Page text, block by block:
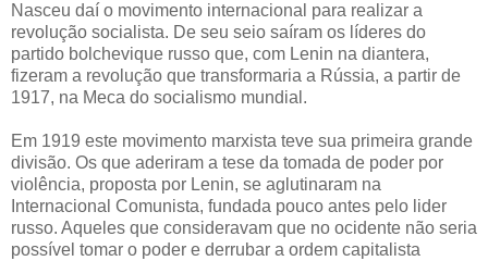
Nasceu daí o movimento internacional para realizar a
revolução socialista. De seu seio saíram os líderes do
partido bolchevique russo que, com Lenin na diantera,
fizeram a revolução que transformaria a Rússia, a partir de
1917, na Meca do socialismo mundial.
Em 1919 este movimento marxista teve sua primeira grande
divisão. Os que aderiram a tese da tomada de poder por
violência, proposta por Lenin, se aglutinaram na
Internacional Comunista, fundada pouco antes pelo lider
russo. Aqueles que consideravam que no ocidente não seria
possível tomar o poder e derrubar a ordem capitalista